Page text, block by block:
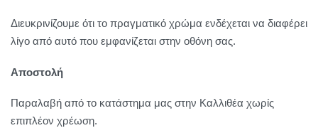
Διευκρινίζουμε ότι το πραγματικό χρώμα ενδέχεται να διαφέρει
λίγο από αυτό που εμφανίζεται στην οθόνη σας.
Αποστολή
Παραλαβή από το κατάστημα μας στην Καλλιθέα χωρίς
επιπλέον χρέωση.